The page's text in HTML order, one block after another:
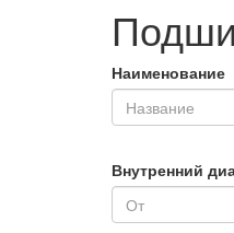
Наименование
Внутренний